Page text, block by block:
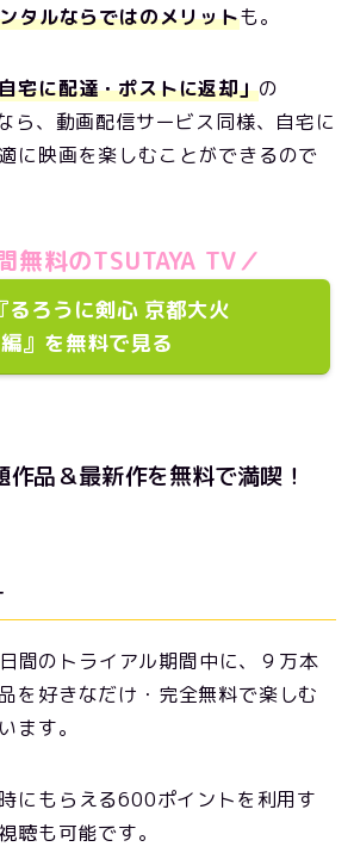
タルならではのメリットも。
宅に配達・ポストに返却」の
ら、動画配信サービス同様、自宅に
に映画を楽しむことができるので
無料のTSUTAYA TV／
るろうに剣心 京都大火
編』を無料で見る
作品＆最新作を無料で満喫！
間のトライアル期間中に、９万本
を好きなだけ・完全無料で楽しむ
ます。
にもらえる600ポイントを利用す
聴も可能です。